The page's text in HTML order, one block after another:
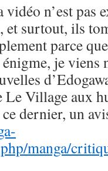
n’est pas
et surtout, ils
parce
je viens
Le Village aux
dernier, un
manga/